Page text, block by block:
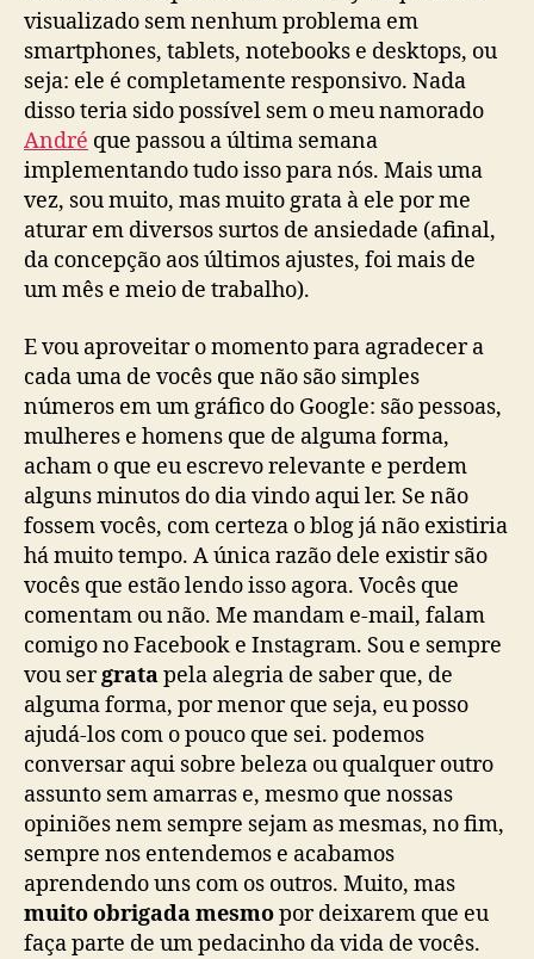
visualizado sem nenhum problema em
smartphones, tablets, notebooks e desktops, ou
seja: ele é completamente responsivo. Nada
disso teria sido possível sem o meu namorado
André que passou a última semana
implementando tudo isso para nós. Mais uma
vez, sou muito, mas muito grata à ele por me
aturar em diversos surtos de ansiedade (afinal,
da concepção aos últimos ajustes, foi mais de
um mês e meio de trabalho).
E vou aproveitar o momento para agradecer a
cada uma de vocês que não são simples
números em um gráfico do Google: são pessoas,
mulheres e homens que de alguma forma,
acham o que eu escrevo relevante e perdem
alguns minutos do dia vindo aqui ler. Se não
fossem vocês, com certeza o blog já não existiria
há muito tempo. A única razão dele existir são
vocês que estão lendo isso agora. Vocês que
comentam ou não. Me mandam e-mail, falam
comigo no Facebook e Instagram. Sou e sempre
vou sergratapela alegria de saber que, de
alguma forma, por menor que seja, eu posso
ajudá-los com o pouco que sei. podemos
conversar aqui sobre beleza ou qualquer outro
assunto sem amarras e, mesmo que nossas
opiniões nem sempre sejam as mesmas, no fim,
sempre nos entendemos e acabamos
aprendendo uns com os outros. Muito, mas
muito obrigada mesmopor deixarem que eu
faça parte de um pedacinho da vida de vocês.